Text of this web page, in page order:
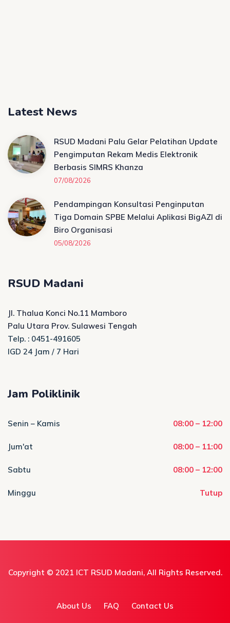
Latest News
RSUD Madani Palu Gelar Pelatihan Update
Pengimputan Rekam Medis Elektronik
Berbasis SIMRS Khanza
07/08/2026
Pendampingan Konsultasi Penginputan
Tiga Domain SPBE Melalui Aplikasi BigAZI di
Biro Organisasi
05/08/2026
RSUD Madani
Jl. Thalua Konci No.11 Mamboro
Palu Utara Prov. Sulawesi Tengah
Telp. : 0451-491605
IGD 24 Jam / 7 Hari
Jam Poliklinik
Senin – Kamis 08:00 – 12:00
Jum'at 08:00 – 11:00
Sabtu 08:00 – 12:00
Minggu Tutup
Copyright © 2021 ICT RSUD Madani, All Rights Reserved.
About Us FAQ Contact Us